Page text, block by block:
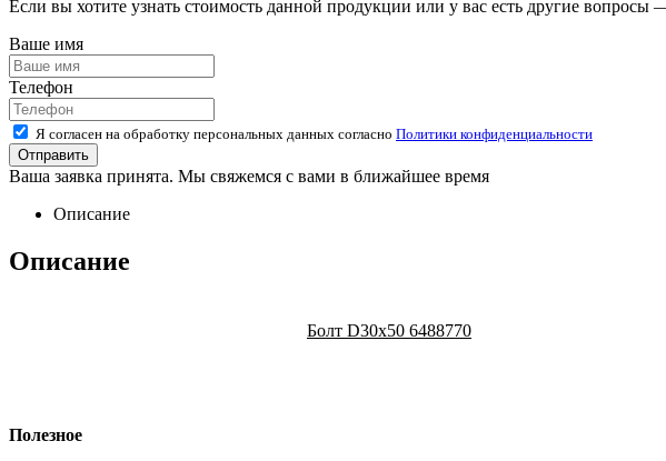
Если вы хотите узнать стоимость данной продукции или у вас есть другие
Ваше имя
Телефон
Я согласен на обработку персональных данных согласно Политики конфиденциальности
Ваша заявка принята. Мы свяжемся с вами в ближайшее время
Описание
Описание
Болт D30x50 6488770
Полезное